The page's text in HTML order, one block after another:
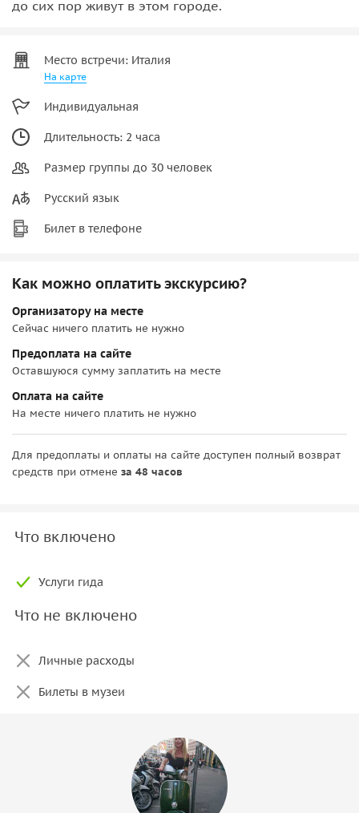
до сих пор живут в этом городе.
Место встречи: Италия
На карте
Индивидуальная
Длительность: 2 часа
Размер группы до 30 человек
Русский язык
Билет в телефоне
Как можно оплатить экскурсию?
Организатору на месте
Сейчас ничего платить не нужно
Предоплата на сайте
Оставшуюся сумму заплатить на месте
Оплата на сайте
На месте ничего платить не нужно
Для предоплаты и оплаты на сайте доступен полный возврат
средств при отмене за 48 часов
Что включено
Услуги гида
Что не включено
Личные расходы
Билеты в музеи